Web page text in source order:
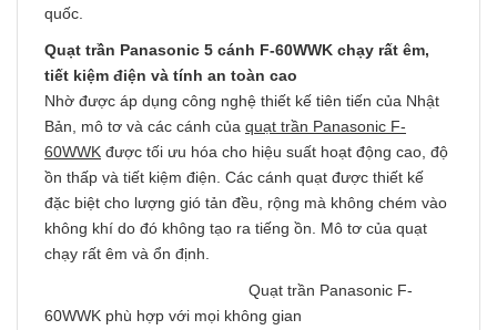
quốc.
Quạt trần Panasonic 5 cánh F-60WWK chạy rất êm,
tiết kiệm điện và tính an toàn cao
Nhờ được áp dụng công nghệ thiết kế tiên tiến của Nhật
Bản, mô tơ và các cánh của quạt trần Panasonic F-
60WWK được tối ưu hóa cho hiệu suất hoạt động cao, độ
ồn thấp và tiết kiệm điện. Các cánh quạt được thiết kế
đặc biệt cho lượng gió tản đều, rộng mà không chém vào
không khí do đó không tạo ra tiếng ồn. Mô tơ của quạt
chạy rất êm và ổn định.
Quạt trần Panasonic F-
60WWK phù hợp với mọi không gian